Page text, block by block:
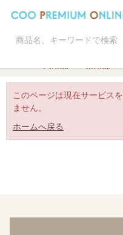
このページは現在サービス
ません。
ホームへ戻る